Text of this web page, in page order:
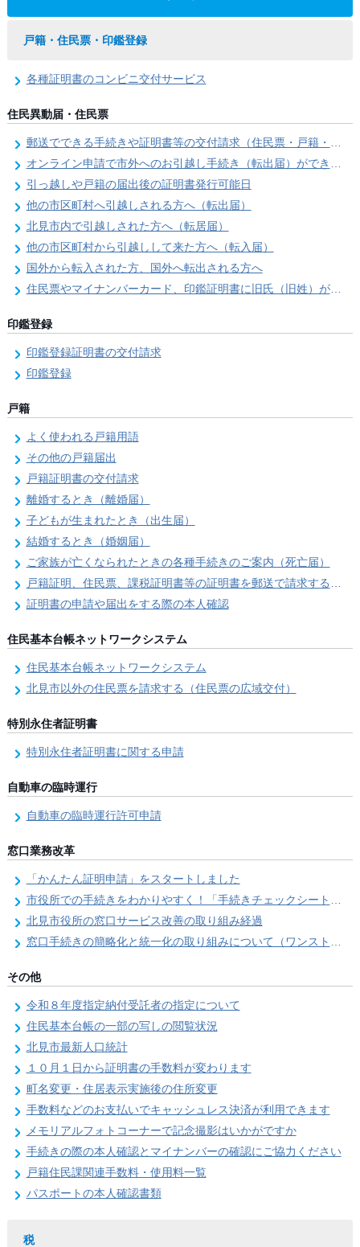
戸籍・住民票・印鑑登録
各種証明書のコンビニ交付サービス
住民異動届・住民票
郵送でできる手続きや証明書等の交付請求（住民票・戸籍・国民年金関係）
オンライン申請で市外へのお引越し手続き（転出届）ができます
引っ越しや戸籍の届出後の証明書発行可能日
他の市区町村へ引越しされる方へ（転出届）
北見市内で引越しされた方へ（転居届）
他の市区町村から引越しして来た方へ（転入届）
国外から転入された方、国外へ転出される方へ
住民票やマイナンバーカード、印鑑証明書に旧氏（旧姓）が併記できるようになりました！
印鑑登録
印鑑登録証明書の交付請求
印鑑登録
戸籍
よく使われる戸籍用語
その他の戸籍届出
戸籍証明書の交付請求
離婚するとき（離婚届）
子どもが生まれたとき（出生届）
結婚するとき（婚姻届）
ご家族が亡くなられたときの各種手続きのご案内（死亡届）
戸籍証明、住民票、課税証明書等の証明書を郵送で請求する際の本人確認
証明書の申請や届出をする際の本人確認
住民基本台帳ネットワークシステム
住民基本台帳ネットワークシステム
北見市以外の住民票を請求する（住民票の広域交付）
特別永住者証明書
特別永住者証明書に関する申請
自動車の臨時運行
自動車の臨時運行許可申請
窓口業務改革
「かんたん証明申請」をスタートしました
市役所での手続きをわかりやすく！「手続きチェックシート」を導入しました
北見市役所の窓口サービス改善の取り組み経過
窓口手続きの簡略化と統一化の取り組みについて（ワンストップサービス推進事業）
その他
令和８年度指定納付受託者の指定について
住民基本台帳の一部の写しの閲覧状況
北見市最新人口統計
１０月１日から証明書の手数料が変わります
町名変更・住居表示実施後の住所変更
手数料などのお支払いでキャッシュレス決済が利用できます
メモリアルフォトコーナーで記念撮影はいかがですか
手続きの際の本人確認とマイナンバーの確認にご協力ください
戸籍住民課関連手数料・使用料一覧
パスポートの本人確認書類
税